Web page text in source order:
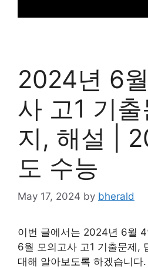
2024년 6
사 고1 기
지, 해설 |
도 수능
May 17, 2024 by bherald
이번 글에서는 2024년 6월
6월 모의고사 고1 기출문제,
대해 알아보도록 하겠습니